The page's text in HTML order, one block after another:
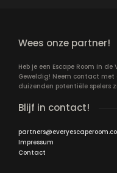
Wees onze partner!
Heb je een Escape Room in
Geweldig! Neem contact
duizenden potentiële spelers
Blijf in contact!
Impressum
Contact